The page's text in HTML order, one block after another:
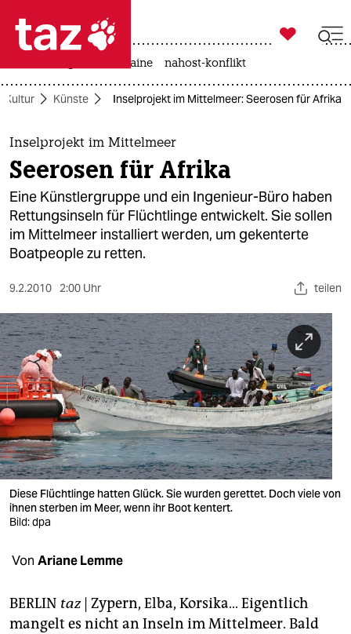
 taz zahl ich
taz zahl ich
themen
politik
öko
gesellschaft
kultur
sport
berlin
nord
wahrheit
verlag
verlag
veranstaltungen
unterstützen

taz zahl ich
krieg in der ukraine nahost-konflikt
Kultur Künste Inselprojekt im Mittelmeer: Seerosen für Afrika
Inselprojekt im Mittelmeer
Seerosen für Afrika
Eine Künstlergruppe und ein Ingenieur-Büro haben
Rettungsinseln für Flüchtlinge entwickelt. Sie sollen
im Mittelmeer installiert werden, um gekenterte
Boatpeople zu retten.
9.2.2010 2:00 Uhr teilen
Diese Flüchtlinge hatten Glück. Sie wurden gerettet. Doch viele von
ihnen sterben im Meer, wenn ihr Boot kentert.
Bild: dpa
Von Ariane Lemme
BERLIN taz| Zypern, Elba, Korsika… Eigentlich
mangelt es nicht an Inseln im Mittelmeer. Bald